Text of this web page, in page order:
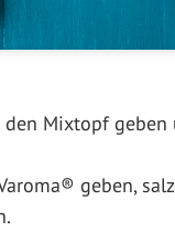
Mixtopf
geben,